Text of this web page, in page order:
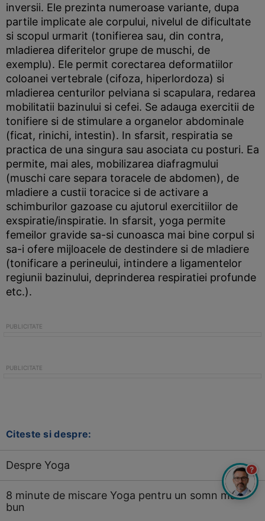
inversii. Ele prezinta numeroase variante, dupa
partile implicate ale corpului, nivelul de dificultate
si scopul urmarit (tonifierea sau, din contra,
mladierea diferitelor grupe de muschi, de
exemplu). Ele permit corectarea deformatiilor
coloanei vertebrale (cifoza, hiperlordoza) si
mladierea centurilor pelviana si scapulara, redarea
mobilitatii bazinului si cefei. Se adauga exercitii de
tonifiere si de stimulare a organelor abdominale
(ficat, rinichi, intestin). In sfarsit, respiratia se
practica de una singura sau asociata cu posturi. Ea
permite, mai ales, mobilizarea diafragmului
(muschi care separa toracele de abdomen), de
mladiere a custii toracice si de activare a
schimburilor gazoase cu ajutorul exercitiilor de
exspiratie/inspiratie. In sfarsit, yoga permite
femeilor gravide sa-si cunoasca mai bine corpul si
sa-i ofere mijloacele de destindere si de mladiere
(tonificare a perineului, intindere a ligamentelor
regiunii bazinului, deprinderea respiratiei profunde
etc.).
Citeste si despre:
Despre Yoga
8 minute de miscare Yoga pentru un somn mai
bun
?